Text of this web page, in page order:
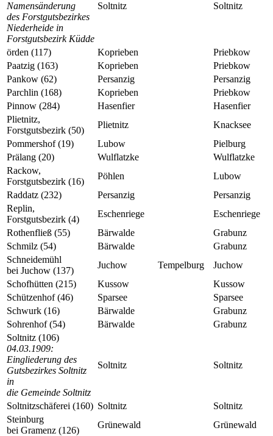
Namensänderung
des Forstgutsbezirkes
Niederheide in
Forstgutsbezirk Küdde
Soltnitz Soltnitz
örden (117) Koprieben
Priebkow
Paatzig (163)
Koprieben
Priebkow
Pankow (62)
Persanzig
Persanzig
Parchlin (168)
Koprieben
Priebkow
Pinnow (284)
Hasenfier
Hasenfier
Plietnitz,
Forstgutsbezirk (50)
Plietnitz
Knacksee
Pommershof (19)
Lubow
Pielburg
Prälang (20)
Wulflatzke
Wulflatzke
Rackow,
Forstgutsbezirk (16)
Pöhlen
Lubow
Raddatz (232)
Persanzig
Persanzig
Replin,
Forstgutsbezirk (4)
Eschenriege
Eschenriege
Rothenfließ (55)
Bärwalde
Grabunz
Schmilz (54)
Bärwalde
Grabunz
Schneidemühl
bei Juchow (137)
Juchow Tempelburg
Juchow
Schofhütten (215)
Kussow
Kussow
Schützenhof (46)
Sparsee
Sparsee
Schwurk (16)
Bärwalde
Grabunz
Sohrenhof (54)
Bärwalde
Grabunz
Soltnitz (106)
04.03.1909:
Eingliederung des
Gutsbezirkes Soltnitz
in
die Gemeinde Soltnitz
Soltnitz Soltnitz
Soltnitzschäferei (160) Soltnitz
Soltnitz
Steinburg
bei Gramenz (126)
Grünewald
Grünewald